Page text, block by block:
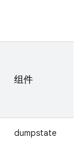
组件
dumpstate